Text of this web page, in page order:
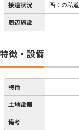
接道状況 西：の私道
周辺施設
特徴・設備
特徴 －
土地設備
備考 －